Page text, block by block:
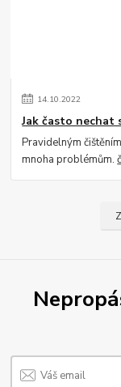
14.10.2022
Jak často
Pravidelným
mnoha problémům.